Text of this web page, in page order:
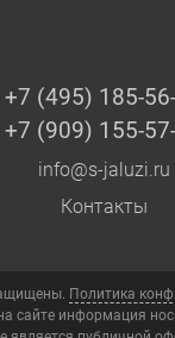
+7 (495) 185-
+7 (909) 155-
info@s-jaluzi.ru
Контакты
Политика
сайте информация